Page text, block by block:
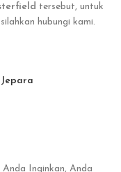
tersebut, untuk
silahkan hubungi kami.
Anda Inginkan, Anda